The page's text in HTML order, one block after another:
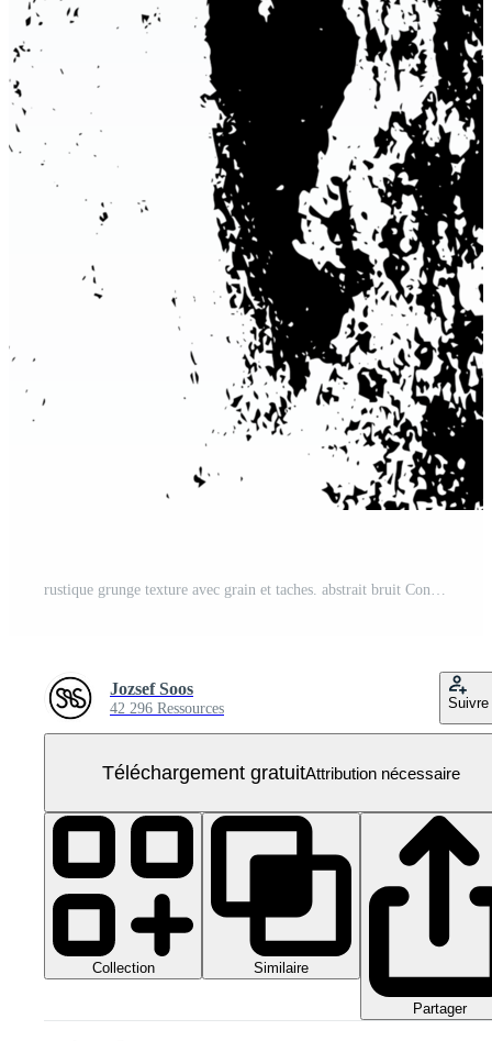
rustique grunge texture avec grain et taches. abstrait bruit Contexte. png graphique illustration avec transparent Contexte. PNG Gratuit
Jozsef Soos
42 296 Ressources Suivre
Téléchargement gratuitAttribution nécessaire
Collection Similaire
Partager